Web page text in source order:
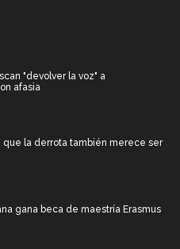
"devolver la voz" a
afasia
que la derrota también merece ser
gana beca de maestría Erasmus